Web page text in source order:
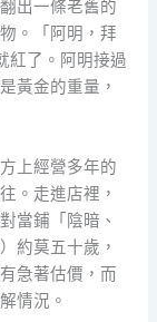
出一條老舊的
。「阿明，拜
紅了。阿明接過
黃金的重量，
上經營多年的
。走進店裡，
當鋪「陰暗、
約莫五十歲，
急著估價，而
情況。